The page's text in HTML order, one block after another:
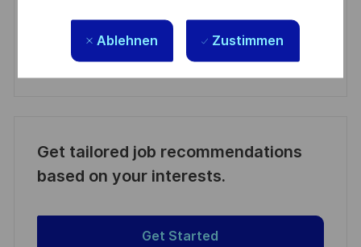
Ablehnen Zustimmen
Manage alerts
Get tailored job recommendations
based on your interests.
Get Started